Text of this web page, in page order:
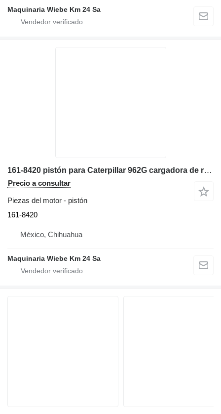
Maquinaria Wiebe Km 24 Sa
161-8420 pistón para Caterpillar 962G cargadora de ruedas
Precio a consultar
Piezas del motor - pistón
161-8420
México, Chihuahua
Maquinaria Wiebe Km 24 Sa